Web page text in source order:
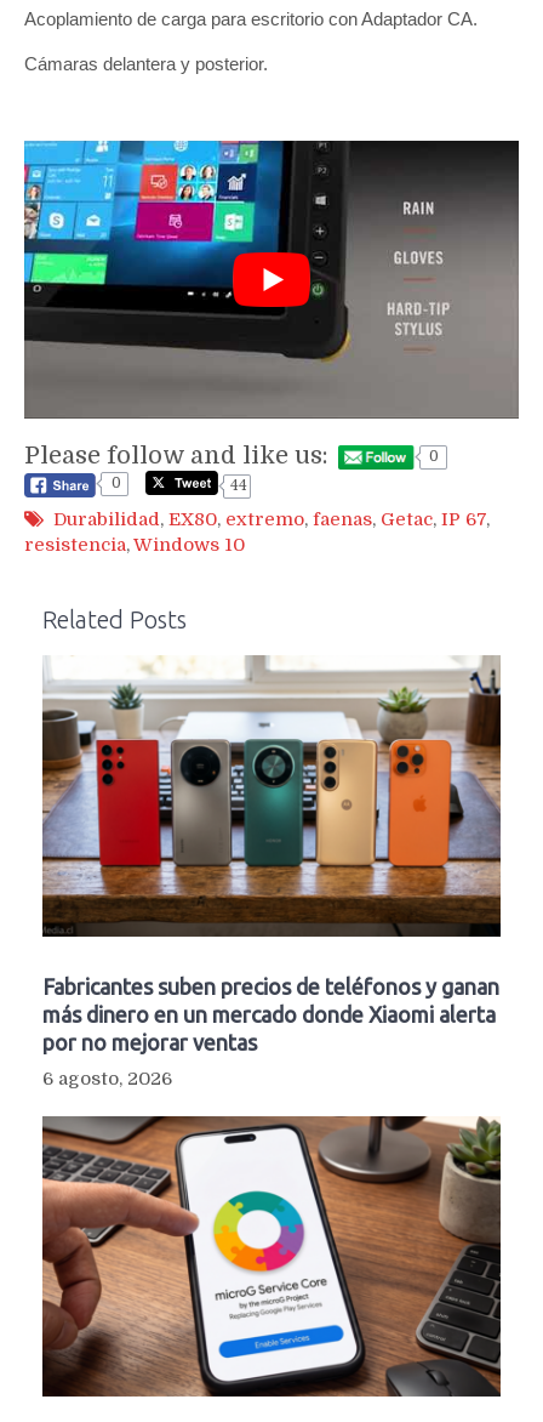
Acoplamiento de carga para escritorio con Adaptador CA.
Cámaras delantera y posterior.
Please follow and like us:
0
0
44
Durabilidad, EX80, extremo, faenas, Getac, IP 67,
resistencia,Windows 10
Related Posts
Fabricantes suben precios de teléfonos y ganan
más dinero en un mercado donde Xiaomi alerta
por no mejorar ventas
6 agosto, 2026